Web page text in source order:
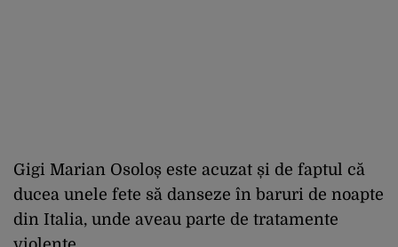
Gigi Marian Osoloș este acuzat și de faptul că
ducea unele fete să danseze în baruri de noapte
din Italia, unde aveau parte de tratamente